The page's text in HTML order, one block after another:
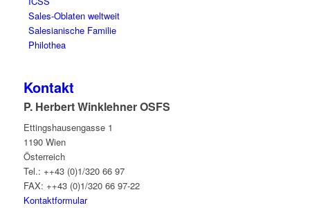
Sales-Oblaten weltweit
Salesianische Familie
Philothea
Kontakt
P. Herbert Winklehner OSFS
Ettingshausengasse 1
1190 Wien
Österreich
Tel.: ++43 (0)1/320 66 97
FAX: ++43 (0)1/320 66 97-22
Kontaktformular